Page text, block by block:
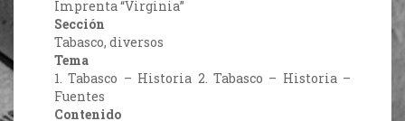
Imprenta “Virginia”
Sección
Tabasco, diversos
Tema
1. Tabasco – Historia 2. Tabasco – Historia –
Fuentes
Contenido